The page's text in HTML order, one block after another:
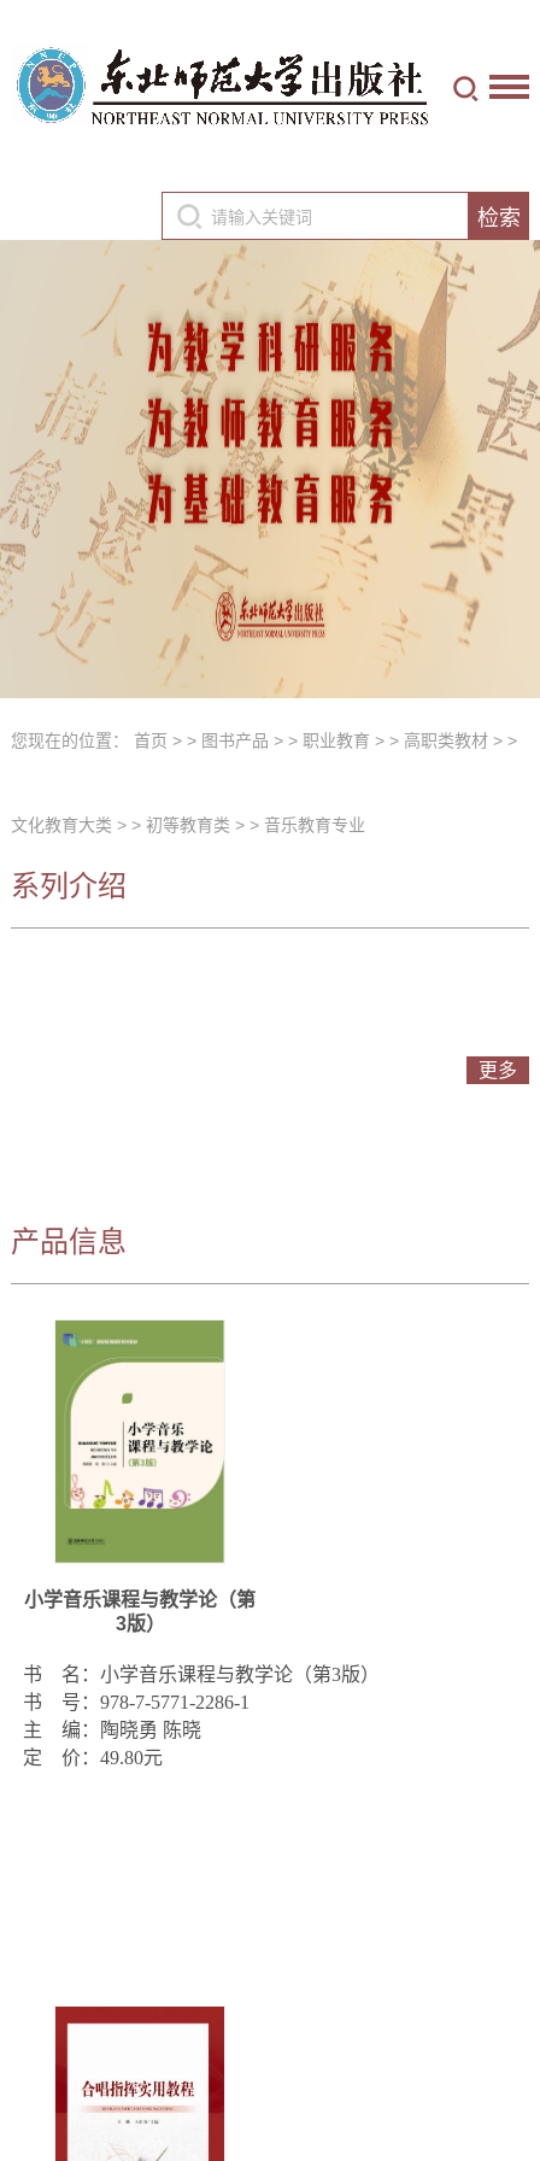
您现在的位置： 首页 > > 图书产品 > > 职业教育 > > 高职类教材> >
文化教育大类 > > 初等教育类 > > 音乐教育专业
系列介绍
更多
产品信息
小学音乐课程与教学论（第
3版）
书    名：小学音乐课程与教学论（第3版）
书    号：978-7-5771-2286-1
主    编：陶晓勇 陈晓
定    价：49.80元